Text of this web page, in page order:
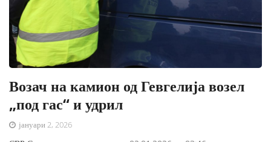
Возач на камион од Гевгелија возел
„под гас“ и удрил
јануари 2, 2026